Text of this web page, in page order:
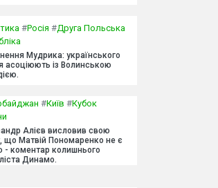
#Росія #Друга Польська
Мудрика: українського
асоціюють із Волинською
#Київ #Кубок
Алієв висловив свою
що Матвій Пономаренко не є
- коментар колишнього
Динамо.